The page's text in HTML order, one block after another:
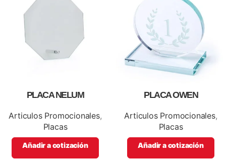
PLACA NELUM
Articulos Promocionales,
Placas
Añadir a cotización
PLACA OWEN
Articulos Promocionales,
Placas
Añadir a cotización